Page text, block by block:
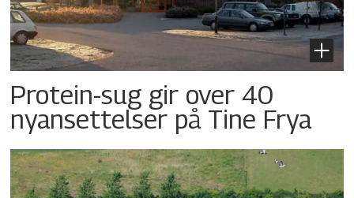
Protein-sug gir over 40
nyansettelser på Tine Frya